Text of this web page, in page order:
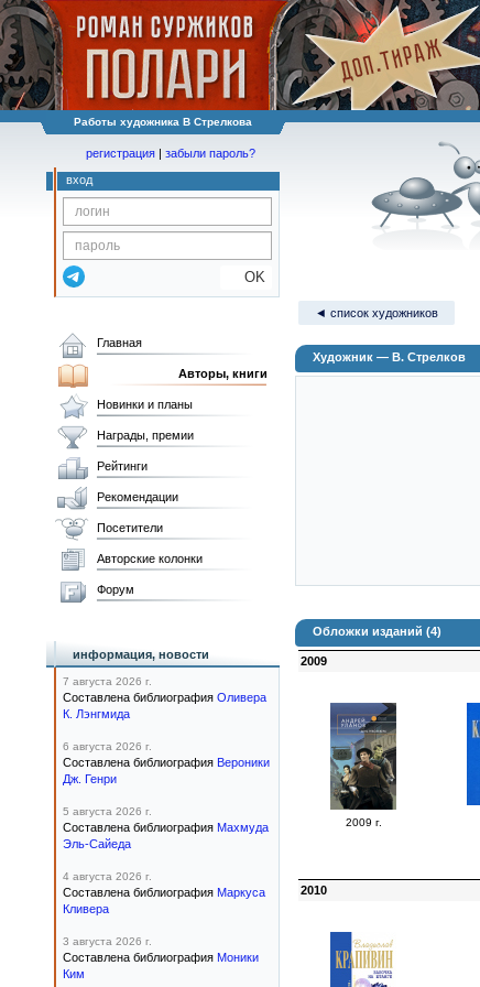
Работы художника В Стрелкова
регистрация | забыли пароль?
вход
OK
◄ список художников
Художник — В. Стрелков
Обложки изданий (4)
2009
2009 г.
2010
Главная
Авторы, книги
Новинки и планы
Награды, премии
Рейтинги
Рекомендации
Посетители
Авторские колонки
Форум
информация, новости
7 августа 2026 г.
Составлена библиография Оливера
К. Лэнгмида
6 августа 2026 г.
Составлена библиография Вероники
Дж. Генри
5 августа 2026 г.
Составлена библиография Махмуда
Эль-Сайеда
4 августа 2026 г.
Составлена библиография Маркуса
Кливера
3 августа 2026 г.
Составлена библиография Моники
Ким